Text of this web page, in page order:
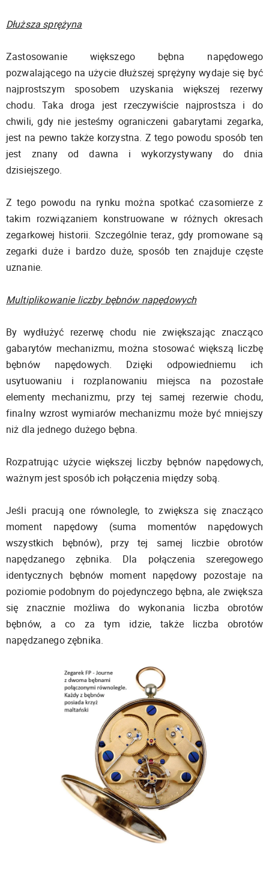
Dłuższa sprężyna
Zastosowanie większego bębna napędowego
pozwalającego na użycie dłuższej sprężyny wydaje się być
najprostszym sposobem uzyskania większej rezerwy
chodu. Taka droga jest rzeczywiście najprostsza i do
chwili, gdy nie jesteśmy ograniczeni gabarytami zegarka,
jest na pewno także korzystna. Z tego powodu sposób ten
jest znany od dawna i wykorzystywany do dnia
dzisiejszego.
Z tego powodu na rynku można spotkać czasomierze z
takim rozwiązaniem konstruowane w różnych okresach
zegarkowej historii. Szczególnie teraz, gdy promowane są
zegarki duże i bardzo duże, sposób ten znajduje częste
uznanie.
Multiplikowanie liczby bębnów napędowych
By wydłużyć rezerwę chodu nie zwiększając znacząco
gabarytów mechanizmu, można stosować większą liczbę
bębnów napędowych. Dzięki odpowiedniemu ich
usytuowaniu i rozplanowaniu miejsca na pozostałe
elementy mechanizmu, przy tej samej rezerwie chodu,
finalny wzrost wymiarów mechanizmu może być mniejszy
niż dla jednego dużego bębna.
Rozpatrując użycie większej liczby bębnów napędowych,
ważnym jest sposób ich połączenia między sobą.
Jeśli pracują one równolegle, to zwiększa się znacząco
moment napędowy (suma momentów napędowych
wszystkich bębnów), przy tej samej liczbie obrotów
napędzanego zębnika. Dla połączenia szeregowego
identycznych bębnów moment napędowy pozostaje na
poziomie podobnym do pojedynczego bębna, ale zwiększa
się znacznie możliwa do wykonania liczba obrotów
bębnów, a co za tym idzie, także liczba obrotów
napędzanego zębnika.